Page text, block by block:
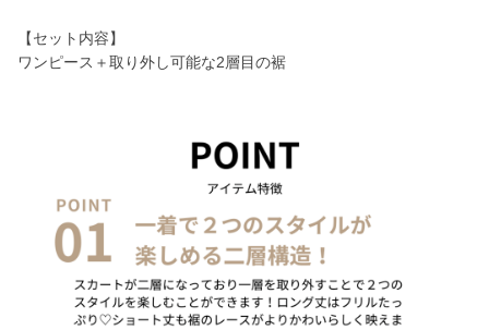
【セット内容】
ワンピース＋取り外し可能な2層目の裾